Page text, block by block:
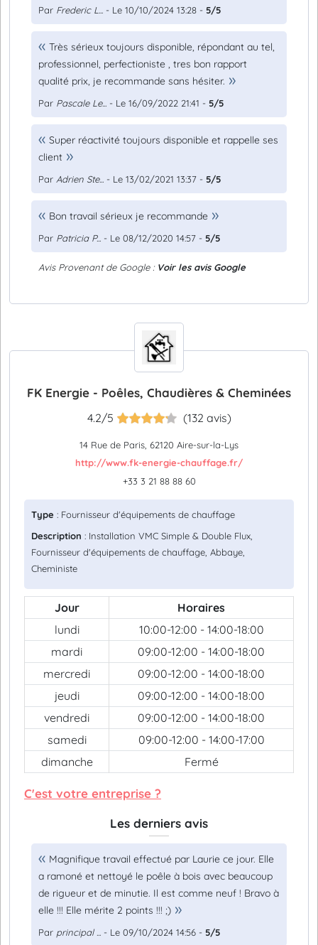
Par Frederic L... - Le 10/10/2024 13:28 - 5/5
Très sérieux toujours disponible, répondant au tel,
professionnel, perfectioniste , tres bon rapport
qualité prix, je recommande sans hésiter.
Par Pascale Le... - Le 16/09/2022 21:41 - 5/5
Super réactivité toujours disponible et rappelle ses
client
Par Adrien Ste... - Le 13/02/2021 13:37 - 5/5
Bon travail sérieux je recommande
Par Patricia P... - Le 08/12/2020 14:57 - 5/5
Avis Provenant de Google : Voir les avis Google
FK Energie - Poêles, Chaudières & Cheminées
4.2/5 (132 avis)
14 Rue de Paris, 62120 Aire-sur-la-Lys
http://www.fk-energie-chauffage.fr/
+33 3 21 88 88 60
Type : Fournisseur d'équipements de chauffage
Description : Installation VMC Simple & Double Flux,
Fournisseur d'équipements de chauffage, Abbaye,
Cheministe
Jour
Horaires
lundi
10:00-12:00 - 14:00-18:00
mardi
09:00-12:00 - 14:00-18:00
mercredi
09:00-12:00 - 14:00-18:00
jeudi
09:00-12:00 - 14:00-18:00
vendredi
09:00-12:00 - 14:00-18:00
samedi
09:00-12:00 - 14:00-17:00
dimanche
Fermé
C'est votre entreprise ?
Les derniers avis
Magnifique travail effectué par Laurie ce jour. Elle
a ramoné et nettoyé le poêle à bois avec beaucoup
de rigueur et de minutie. Il est comme neuf ! Bravo à
elle !!! Elle mérite 2 points !!! ;)
Par principal ... - Le 09/10/2024 14:56 - 5/5